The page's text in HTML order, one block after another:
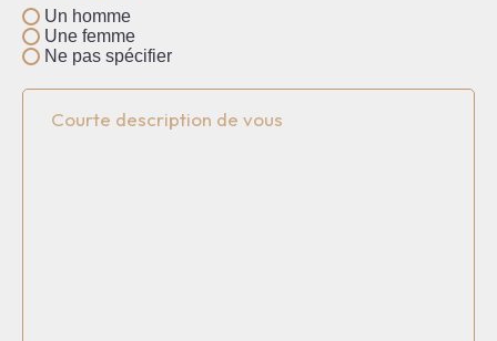
Un homme
Une femme
Ne pas spécifier
Description